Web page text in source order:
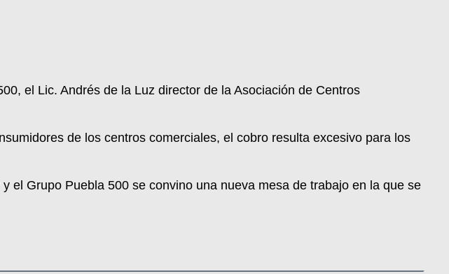
el Lic. Andrés de la Luz director de la Asociación de Centros
de los centros comerciales, el cobro resulta excesivo para los
el Grupo Puebla 500 se convino una nueva mesa de trabajo en la que se